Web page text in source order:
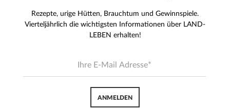
Rezepte, urige Hütten, Brauchtum und Gewinnspiele.
Vierteljährlich die wichtigsten Informationen über LAND-
LEBEN erhalten!
ANMELDEN